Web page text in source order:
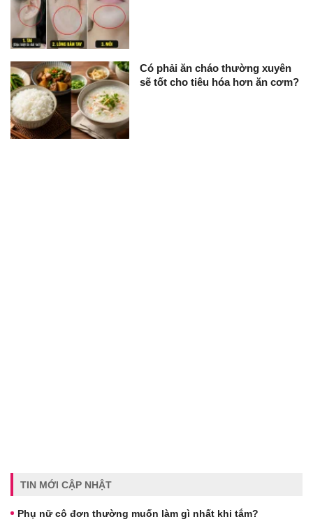
Có phải ăn cháo thường xuyên
sẽ tốt cho tiêu hóa hơn ăn cơm?
TIN MỚI CẬP NHẬT
Phụ nữ cô đơn thường muốn làm gì nhất khi tắm?